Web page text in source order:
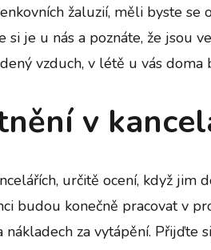
žaluzií, měli byste se
si je u nás a poznáte, že jsou
vzduch, v létě u vás
v
určitě ocení, když jim
budou konečně pracovat v
za vytápění. Přijďte